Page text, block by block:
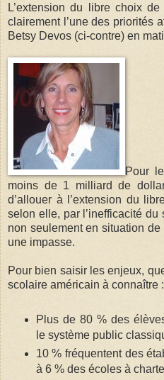
L’extension du libre choix
clairement l’une des priorités
Betsy Devos (ci-contre) en
Pour
moins de 1 milliard de
d’allouer à l’extension du
selon elle, par l’inefficacité
non seulement en situation
une impasse.
Pour bien saisir les enjeux,
scolaire américain à connaître :
Plus de 80 % des
le système public
10 % fréquentent des
à 6 % des écoles à